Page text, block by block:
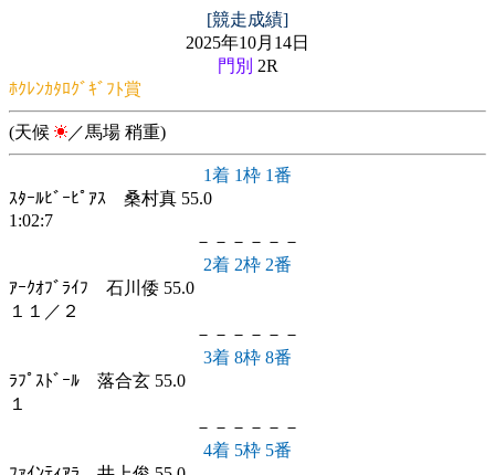
[競走成績]
2025年10月14日
門別 2R
ﾎｸﾚﾝｶﾀﾛｸﾞｷﾞﾌﾄ賞
(天候 ／馬場 稍重)
1着 1枠 1番
ｽﾀｰﾙﾋﾞｰﾋﾟｱｽ 桑村真 55.0
1:02:7
－－－－－－
2着 2枠 2番
ｱｰｸｵﾌﾞﾗｲﾌ 石川倭 55.0
１１／２
－－－－－－
3着 8枠 8番
ﾗﾌﾟｽﾄﾞｰﾙ 落合玄 55.0
１
－－－－－－
4着 5枠 5番